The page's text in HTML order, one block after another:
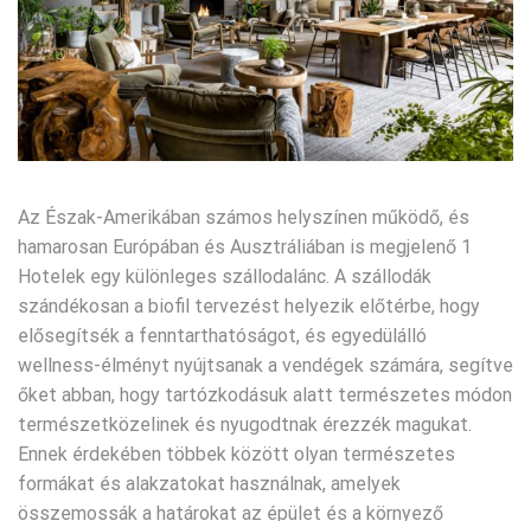
Az Észak-Amerikában számos helyszínen működő, és
hamarosan Európában és Ausztráliában is megjelenő 1
Hotelek egy különleges szállodalánc. A szállodák
szándékosan a biofil tervezést helyezik előtérbe, hogy
elősegítsék a fenntarthatóságot, és egyedülálló
wellness-élményt nyújtsanak a vendégek számára, segítve
őket abban, hogy tartózkodásuk alatt természetes módon
természetközelinek és nyugodtnak érezzék magukat.
Ennek érdekében többek között olyan természetes
formákat és alakzatokat használnak, amelyek
összemossák a határokat az épület és a környező